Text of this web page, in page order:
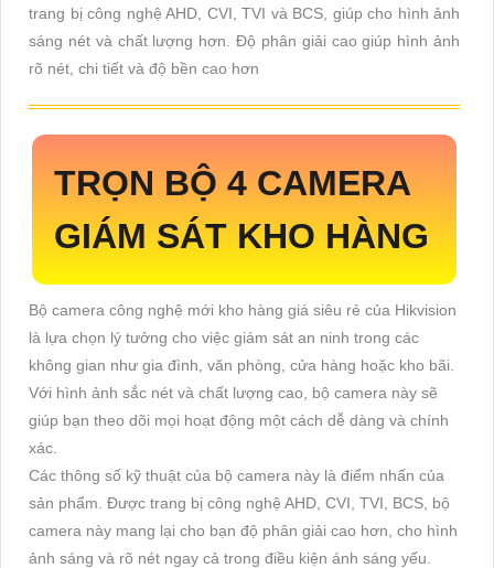
trang bị công nghệ AHD, CVI, TVI và BCS, giúp cho hình ảnh
sáng nét và chất lượng hơn. Độ phân giải cao giúp hình ảnh
rõ nét, chi tiết và độ bền cao hơn
TRỌN BỘ 4 CAMERA
GIÁM SÁT KHO HÀNG
Bộ camera công nghệ mới kho hàng giá siêu rẻ của Hikvision
là lựa chọn lý tưởng cho việc giám sát an ninh trong các
không gian như gia đình, văn phòng, cửa hàng hoặc kho bãi.
Với hình ảnh sắc nét và chất lượng cao, bộ camera này sẽ
giúp bạn theo dõi mọi hoạt động một cách dễ dàng và chính
xác.
Các thông số kỹ thuật của bộ camera này là điểm nhấn của
sản phẩm. Được trang bị công nghệ AHD, CVI, TVI, BCS, bộ
camera này mang lại cho bạn độ phân giải cao hơn, cho hình
ảnh sáng và rõ nét ngay cả trong điều kiện ánh sáng yếu.